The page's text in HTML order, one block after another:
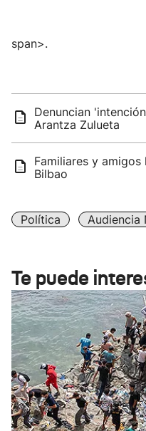
span>.
Denuncian
Arantza Zulueta
Familiares y amigos
Bilbao
Política Audiencia
Te puede